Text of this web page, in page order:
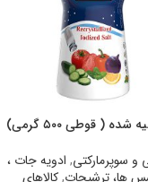
نمک تصفیه شده ( قوطی ۵۰۰ گرمی)
و سوپرمارکتی, ادویه جات ،
ها، ترشیجات,کالاهای